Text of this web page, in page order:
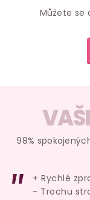
Můžete se
98%
+ Rychlé
- Trochu